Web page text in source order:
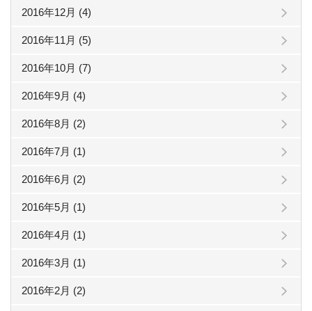
2016年12月 (4)
2016年11月 (5)
2016年10月 (7)
2016年9月 (4)
2016年8月 (2)
2016年7月 (1)
2016年6月 (2)
2016年5月 (1)
2016年4月 (1)
2016年3月 (1)
2016年2月 (2)